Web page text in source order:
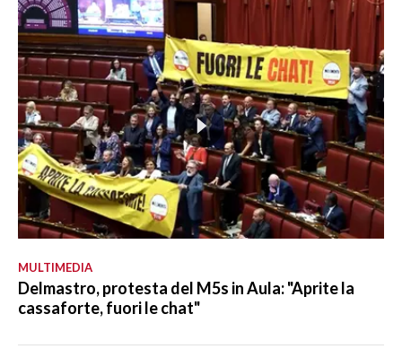
MULTIMEDIA
Delmastro, protesta del M5s in Aula: "Aprite la
cassaforte, fuori le chat"